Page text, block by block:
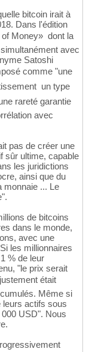
bitcoin irait à
Dans l'édition
Money»  dont la
avec
Satoshi
comme "une
 un type
rareté garantie
avec
pas de créer une
sûr ultime, capable
les juridictions
ainsi que du
monnaie ... Le
de bitcoins
dans le monde,
avec une
les millionnaires
% de leur
"le prix serait
était
Même si
leurs actifs sous
USD". Nous